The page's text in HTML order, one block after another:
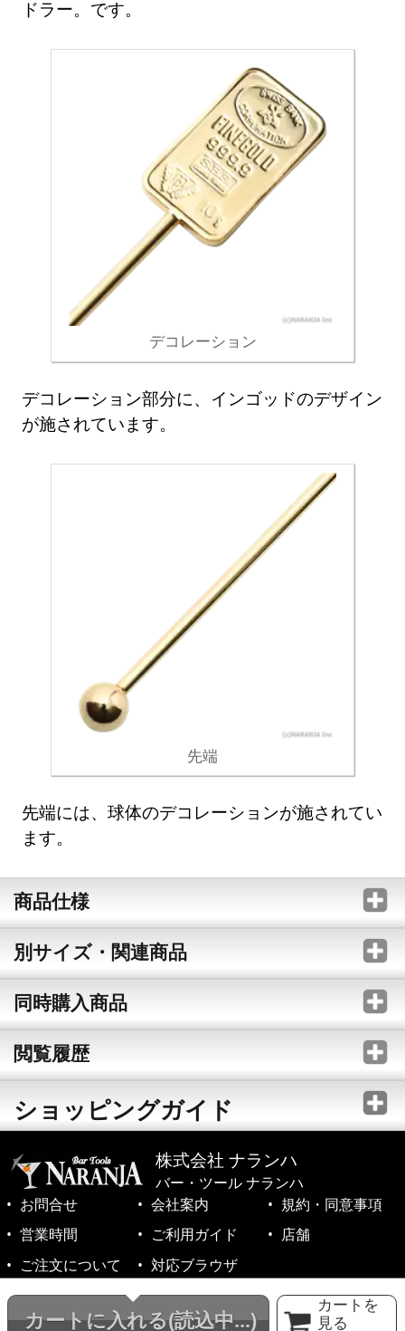
カートに入れる(読込中...)
カートを
見る
ドラー。です。
デコレーション
デコレーション部分に、インゴッドのデザイン
が施されています。
先端
先端には、球体のデコレーションが施されてい
ます。
商品仕様
別サイズ・関連商品
同時購入商品
閲覧履歴
ショッピングガイド
株式会社 ナランハ
バー・ツール ナランハ
お問合せ
会社案内
規約・同意事項
営業時間
ご利用ガイド
店舗
ご注文について
対応ブラウザ
©1999-2026 NARANJA Inc. All Rights Reserved.